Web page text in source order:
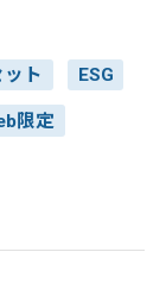
ト ESG
限定